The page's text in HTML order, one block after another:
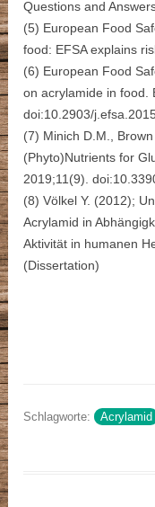
Questions and
(5) European Food
food: EFSA explains
(6) European Food
on acrylamide in food.
doi:10.2903/
(7) Minich D.M.,
(Phyto)Nutrients for
2019;11(9).
(8) Völkel Y. (2012);
Acrylamid in
Aktivität in humanen
(Dissertation)
Schlagworte: Acrylamid